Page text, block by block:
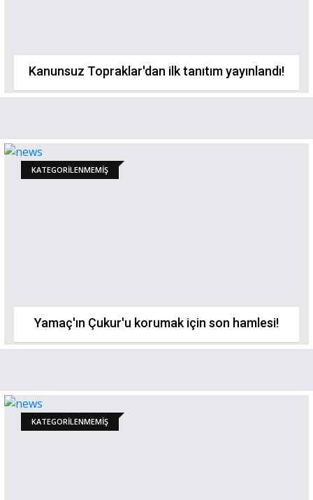
Kanunsuz Topraklar'dan ilk tanıtım yayınlandı!
KATEGORILENMEMIŞ
Yamaç'ın Çukur'u korumak için son hamlesi!
KATEGORILENMEMIŞ